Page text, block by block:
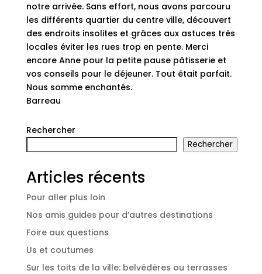
notre arrivée. Sans effort, nous avons parcouru
les différents quartier du centre ville, découvert
des endroits insolites et grâces aux astuces très
locales éviter les rues trop en pente. Merci
encore Anne pour la petite pause pâtisserie et
vos conseils pour le déjeuner. Tout était parfait.
Nous somme enchantés.
Barreau
Rechercher
Rechercher
Articles récents
Pour aller plus loin
Nos amis guides pour d’autres destinations
Foire aux questions
Us et coutumes
Sur les toits de la ville: belvédères ou terrasses